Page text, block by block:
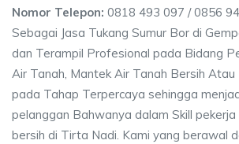
Nomor Telepon: 0818 493 097 / 0856
Sebagai Jasa Tukang Sumur Bor di
dan Terampil Profesional pada Bidang
Air Tanah, Mantek Air Tanah Bersih
pada Tahap Terpercaya sehingga
pelanggan Bahwanya dalam Skill
bersih di Tirta Nadi. Kami yang berawal